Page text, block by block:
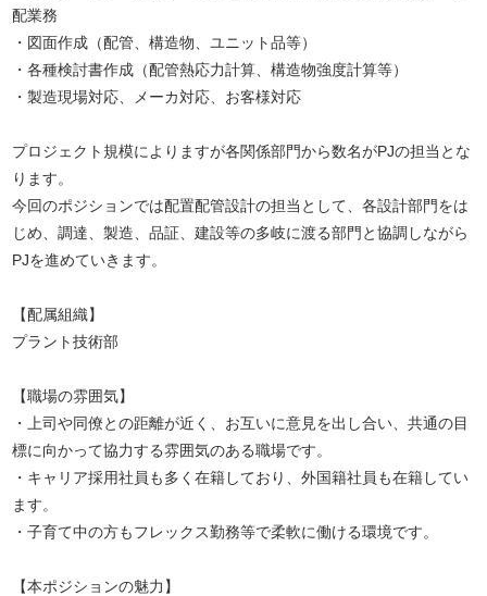
配業務
・図面作成（配管、構造物、ユニット品等）
・各種検討書作成（配管熱応力計算、構造物強度計算等）
・製造現場対応、メーカ対応、お客様対応
プロジェクト規模によりますが各関係部門から数名がPJの担当とな
ります。
今回のポジションでは配置配管設計の担当として、各設計部門をは
じめ、調達、製造、品証、建設等の多岐に渡る部門と協調しながら
PJを進めていきます。
【配属組織】
プラント技術部
【職場の雰囲気】
・上司や同僚との距離が近く、お互いに意見を出し合い、共通の目
標に向かって協力する雰囲気のある職場です。
・キャリア採用社員も多く在籍しており、外国籍社員も在籍してい
ます。
・子育て中の方もフレックス勤務等で柔軟に働ける環境です。
【本ポジションの魅力】